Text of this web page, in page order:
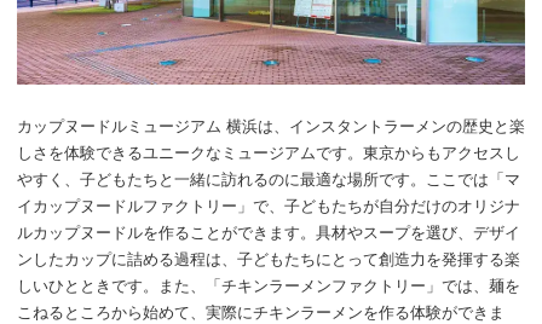
カップヌードルミュージアム 横浜は、インスタントラーメンの歴史と楽
しさを体験できるユニークなミュージアムです。東京からもアクセスし
やすく、子どもたちと一緒に訪れるのに最適な場所です。ここでは「マ
イカップヌードルファクトリー」で、子どもたちが自分だけのオリジナ
ルカップヌードルを作ることができます。具材やスープを選び、デザイ
ンしたカップに詰める過程は、子どもたちにとって創造力を発揮する楽
しいひとときです。また、「チキンラーメンファクトリー」では、麺を
こねるところから始めて、実際にチキンラーメンを作る体験ができま